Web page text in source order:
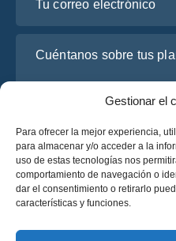
Gestionar el
Para ofrecer la mejor experiencia,
para almacenar y/o acceder a la
uso de estas tecnologías nos
comportamiento de navegación o
dar el consentimiento o retirarlo
características y funciones.
He leído y acepto la